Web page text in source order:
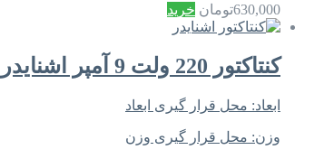
630,000تومان خرید
کنتاکتور 220 ولت 9 آمپر اشنایدر LC1D09M7
ابعاد: محل قرار گیری ابعاد
وزن: محل قرار گیری وزن